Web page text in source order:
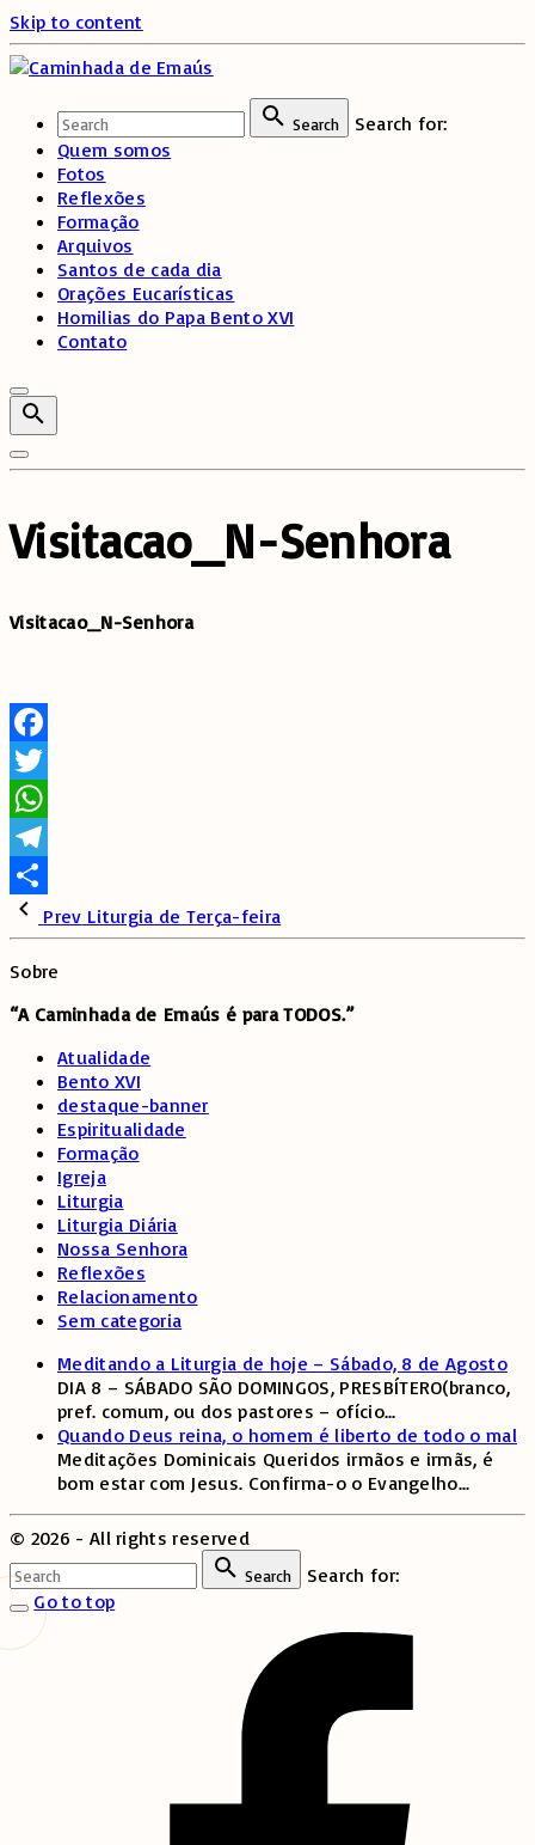
Skip to content
Search
Search for:
Quem somos
Fotos
Reflexões
Formação
Arquivos
Santos de cada dia
Orações Eucarísticas
Homilias do Papa Bento XVI
Contato
Visitacao_N-Senhora
Visitacao_N-Senhora
Facebook
Twitter
WhatsApp
Telegram
SharePrev Liturgia de Terça-feira
Sobre
“A Caminhada de Emaús é para TODOS.”
Atualidade
Bento XVI
destaque-banner
Espiritualidade
Formação
Igreja
Liturgia
Liturgia Diária
Nossa Senhora
Reflexões
Relacionamento
Sem categoria
Meditando a Liturgia de hoje – Sábado, 8 de Agosto
DIA 8 – SÁBADO SÃO DOMINGOS, PRESBÍTERO(branco,
pref. comum, ou dos pastores – ofício...
Quando Deus reina, o homem é liberto de todo o mal
Meditações Dominicais Queridos irmãos e irmãs, é
bom estar com Jesus. Confirma-o o Evangelho...
© 2026 - All rights reserved
Search
Search for:
Go to top